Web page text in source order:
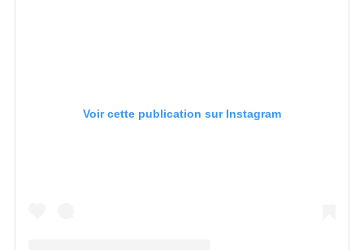
Voir cette publication sur Instagram